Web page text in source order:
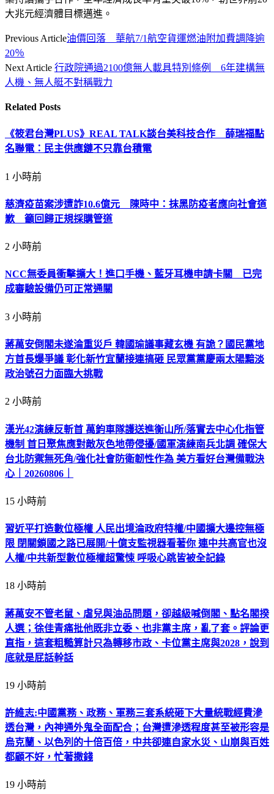
大兆元經濟體目標邁進。
Previous Article油價回落 華航7/1航空貨運燃油附加費調降逾
20％
Next Article 行政院通過2100億無人載具特別條例 6年建構無
人機、無人艇不對稱戰力
Related Posts
《筱君台灣PLUS》REAL TALK談台美科技合作 薛瑞福點
名聯電：民主供應鏈不只靠台積電
1 小時前
慈濟疫苗案涉遭詐10.6億元 陳時中：抹黑防疫者應向社會道
歉 籲回歸正規採購管道
2 小時前
NCC無委員衝擊擴大！進口手機、藍牙耳機申請卡關 已完
成審驗設備仍可正常通關
3 小時前
蔣萬安倒閣未遂淪重災戶 韓國瑜議事藏玄機 有詭？國民黨地
方首長爆爭議 彰化新竹宜蘭接連搞砸 民眾黨黨慶兩太陽黯淡
政治號召力面臨大挑戰
2 小時前
漢光42演練反斬首 萬鈞車隊護送進衡山所/落實去中心化指管
機制 首日聚焦應對敵灰色地帶侵擾/國軍演練南兵北調 確保大
台北防禦無死角/強化社會防衛韌性作為 美方看好台灣備戰決
心｜20260806｜
15 小時前
習近平打造數位極權 人民出境淪政府特權/中國擴大邊控無極
限 閉關鎖國之路已展開/十億支監視器看著你 連中共高官也沒
人權/中共新型數位極權超驚悚 呼吸心跳皆被全記錄
18 小時前
蔣萬安不管老鼠、虐兒與油品問題，卻越級喊倒閣、點名閣揆
人選；徐佳青痛批他既非立委、也非黨主席，亂了套。評論更
直指，這套粗糙算計只為轉移市政、卡位黨主席與2028，說到
底就是屁話幹話
19 小時前
許維志:中國黨務、政務、軍務三套系統砸下大量統戰經費滲
透台灣，內神通外鬼全面配合；台灣遭滲透程度甚至被形容是
烏克蘭、以色列的十倍百倍，中共卻連自家水災、山崩與百姓
都顧不好，忙著撒錢
19 小時前